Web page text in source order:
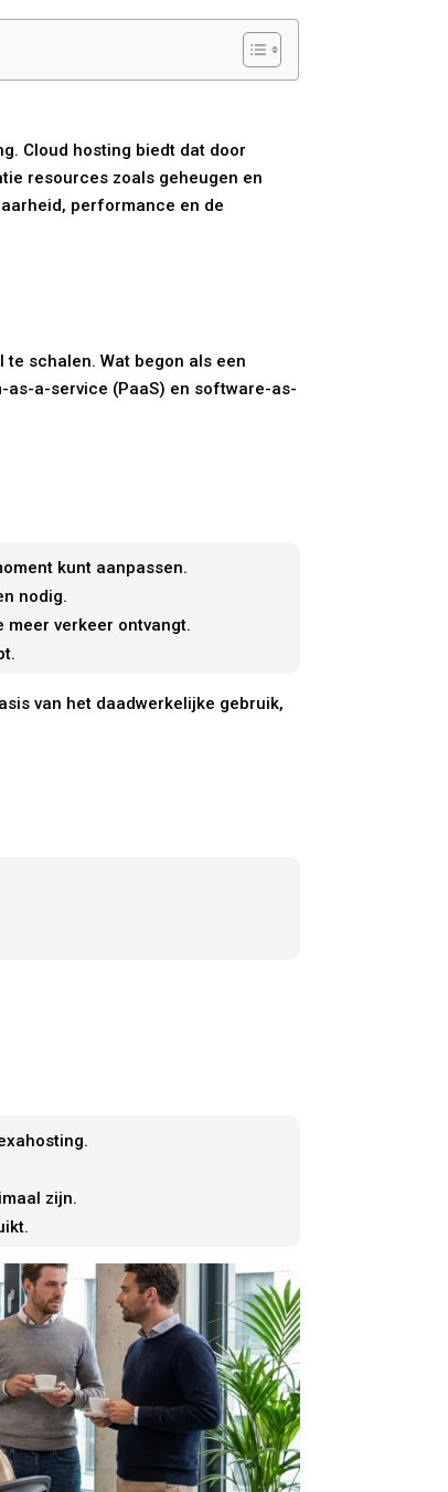
Cloud hosting biedt dat door
resources zoals geheugen en
performance en de
schalen. Wat begon als een
a-service (PaaS) en software-as-
kunt aanpassen.
nodig.
verkeer ontvangt.
van het daadwerkelijke gebruik,
zijn.